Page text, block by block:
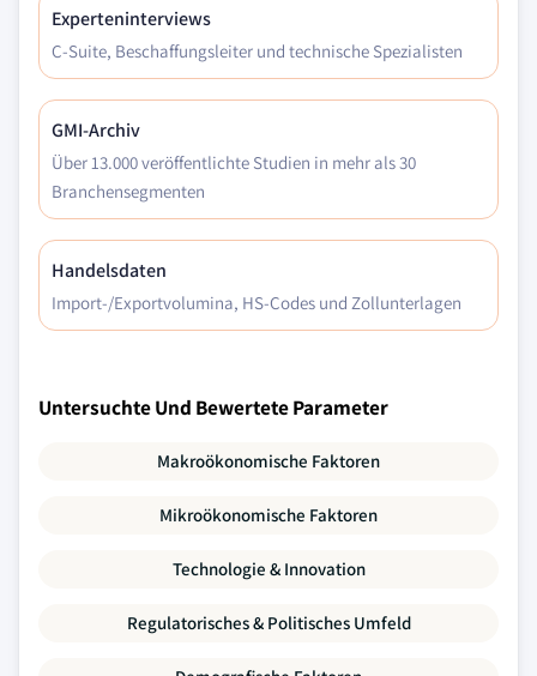
Experteninterviews
C-Suite, Beschaffungsleiter und technische Spezialisten
GMI-Archiv
Über 13.000 veröffentlichte Studien in mehr als 30
Branchensegmenten
Handelsdaten
Import-/Exportvolumina, HS-Codes und Zollunterlagen
Untersuchte Und Bewertete Parameter
Makroökonomische Faktoren
Mikroökonomische Faktoren
Technologie & Innovation
Regulatorisches & Politisches Umfeld